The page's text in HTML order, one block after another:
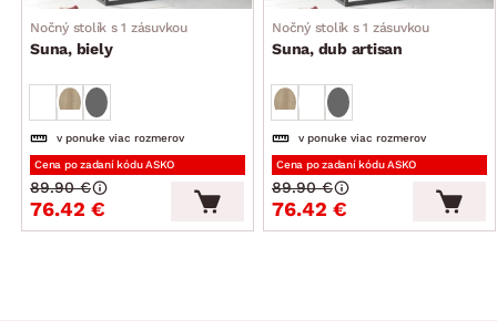
Nočný stolík s 1 zásuvkou
Suna, biely
v ponuke viac rozmerov
Cena po zadaní kódu ASKO
76.42 €
89.90 €
Nočný stolík s 1 zásuvkou
Suna, dub artisan
v ponuke viac rozmerov
Cena po zadaní kódu ASKO
76.42 €
89.90 €